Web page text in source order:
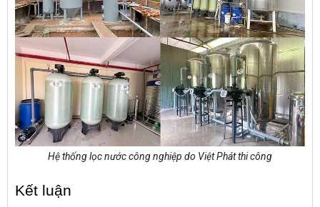
Hệ thống lọc nước công nghiệp do Việt Phát thi công
Kết luận